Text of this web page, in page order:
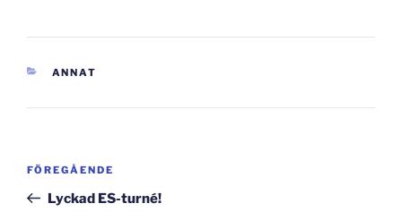
KATEGORIER
ANNAT
Inläggsnavigering
Föregående
inlägg
FÖREGÅENDE
Lyckad ES-turné!